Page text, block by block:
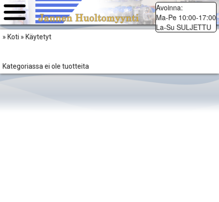
Avoinna:
Ma-Pe 10:00-17:00
La-Su SULJETTU
» Koti » Käytetyt
Kategoriassa ei ole tuotteita